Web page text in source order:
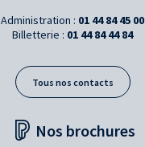
Administration : 01 44 84 45 00
Billetterie : 01 44 84 44 84
Tous nos contacts
Nos brochures